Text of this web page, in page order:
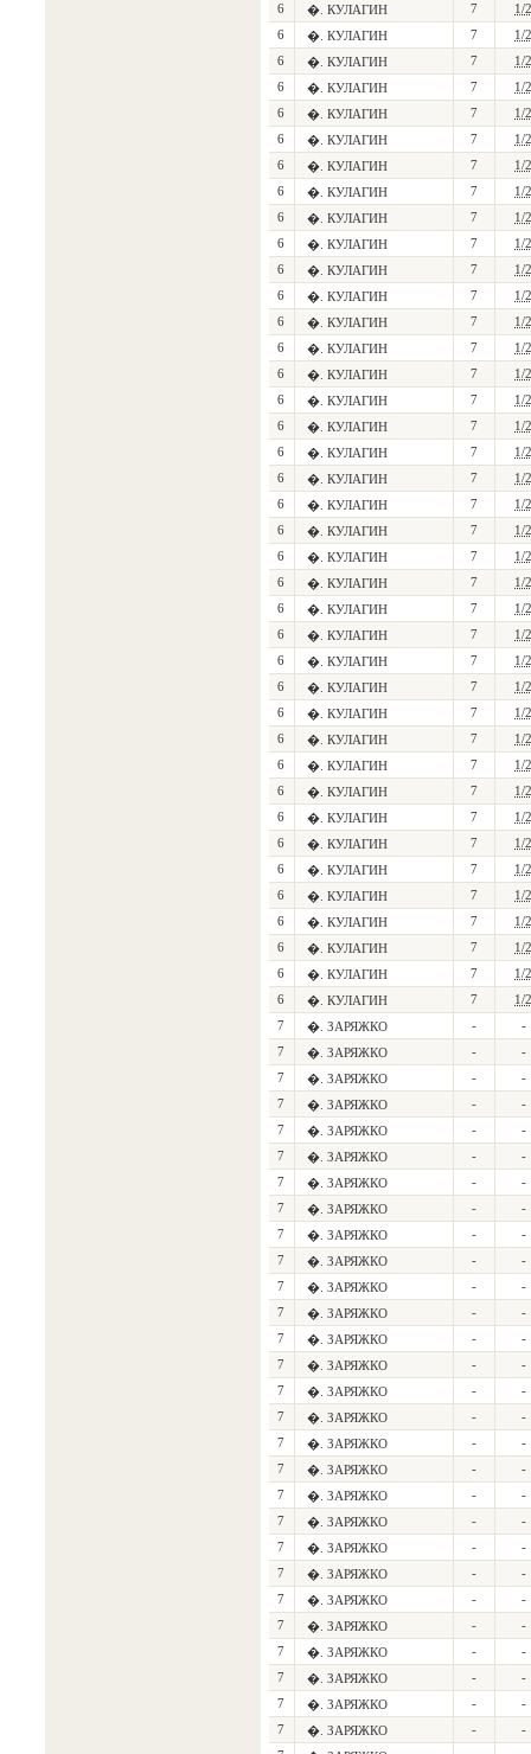
6
�. КУЛАГИН 7
1/2
6
�. КУЛАГИН 7
1/2
6
�. КУЛАГИН 7
1/2
6
�. КУЛАГИН 7
1/2
6
�. КУЛАГИН 7
1/2
6
�. КУЛАГИН 7
1/2
6
�. КУЛАГИН 7
1/2
6
�. КУЛАГИН 7
1/2
6
�. КУЛАГИН 7
1/2
6
�. КУЛАГИН 7
1/2
6
�. КУЛАГИН 7
1/2
6
�. КУЛАГИН 7
1/2
6
�. КУЛАГИН 7
1/2
6
�. КУЛАГИН 7
1/2
6
�. КУЛАГИН 7
1/2
6
�. КУЛАГИН 7
1/2
6
�. КУЛАГИН 7
1/2
6
�. КУЛАГИН 7
1/2
6
�. КУЛАГИН 7
1/2
6
�. КУЛАГИН 7
1/2
6
�. КУЛАГИН 7
1/2
6
�. КУЛАГИН 7
1/2
6
�. КУЛАГИН 7
1/2
6
�. КУЛАГИН 7
1/2
6
�. КУЛАГИН 7
1/2
6
�. КУЛАГИН 7
1/2
6
�. КУЛАГИН 7
1/2
6
�. КУЛАГИН 7
1/2
6
�. КУЛАГИН 7
1/2
6
�. КУЛАГИН 7
1/2
6
�. КУЛАГИН 7
1/2
6
�. КУЛАГИН 7
1/2
6
�. КУЛАГИН 7
1/2
6
�. КУЛАГИН 7
1/2
6
�. КУЛАГИН 7
1/2
6
�. КУЛАГИН 7
1/2
6
�. КУЛАГИН 7
1/2
6
�. КУЛАГИН 7
1/2
6
�. КУЛАГИН 7
1/2
7
�. ЗАРЯЖКО -
-
7
�. ЗАРЯЖКО -
-
7
�. ЗАРЯЖКО -
-
7
�. ЗАРЯЖКО -
-
7
�. ЗАРЯЖКО -
-
7
�. ЗАРЯЖКО -
-
7
�. ЗАРЯЖКО -
-
7
�. ЗАРЯЖКО -
-
7
�. ЗАРЯЖКО -
-
7
�. ЗАРЯЖКО -
-
7
�. ЗАРЯЖКО -
-
7
�. ЗАРЯЖКО -
-
7
�. ЗАРЯЖКО -
-
7
�. ЗАРЯЖКО -
-
7
�. ЗАРЯЖКО -
-
7
�. ЗАРЯЖКО -
-
7
�. ЗАРЯЖКО -
-
7
�. ЗАРЯЖКО -
-
7
�. ЗАРЯЖКО -
-
7
�. ЗАРЯЖКО -
-
7
�. ЗАРЯЖКО -
-
7
�. ЗАРЯЖКО -
-
7
�. ЗАРЯЖКО -
-
7
�. ЗАРЯЖКО -
-
7
�. ЗАРЯЖКО -
-
7
�. ЗАРЯЖКО -
-
7
�. ЗАРЯЖКО -
-
7
�. ЗАРЯЖКО -
-